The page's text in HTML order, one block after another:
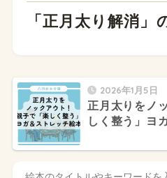
「正月太り解消」
2026年1月5日
正月太りをノ
しく整う」ヨ